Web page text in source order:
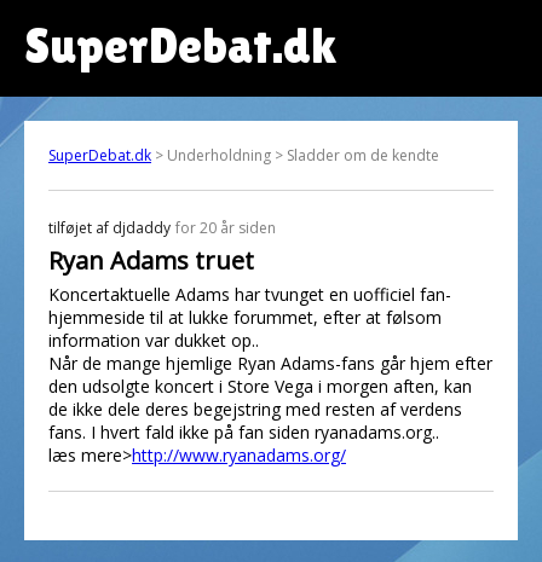
SuperDebat.dk
SuperDebat.dk > Underholdning > Sladder om de kendte
tilføjet af djdaddy for 20 år siden
Ryan Adams truet
Koncertaktuelle Adams har tvunget en uofficiel fan-
hjemmeside til at lukke forummet, efter at følsom
information var dukket op..
Når de mange hjemlige Ryan Adams-fans går hjem efter
den udsolgte koncert i Store Vega i morgen aften, kan
de ikke dele deres begejstring med resten af verdens
fans. I hvert fald ikke på fan siden ryanadams.org..
læs mere>http://www.ryanadams.org/